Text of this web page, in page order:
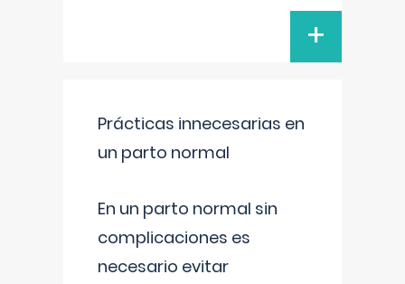
+
Prácticas innecesarias en
un parto normal
En un parto normal sin
complicaciones es
necesario evitar